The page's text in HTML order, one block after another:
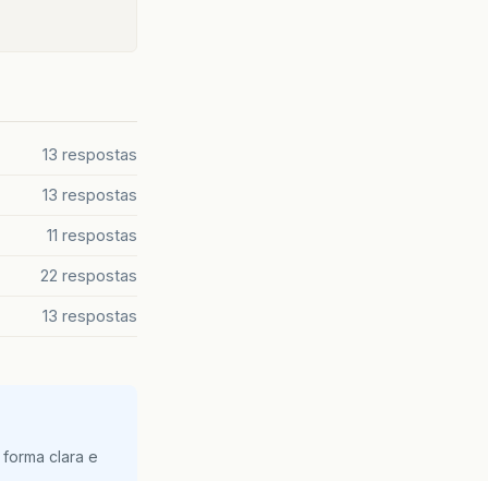
13 respostas
13 respostas
11 respostas
22 respostas
13 respostas
clara e